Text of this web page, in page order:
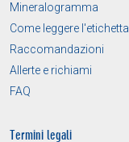
Mineralogramma
Come leggere l'etichetta
Raccomandazioni
Allerte e richiami
FAQ
Termini legali